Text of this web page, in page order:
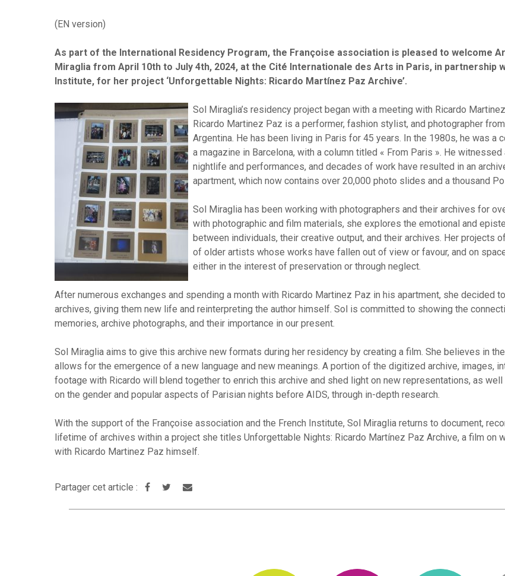
(EN version)
As part of the International Residency Program, the Françoise association is pleased to welcome
Miraglia from April 10th to July 4th, 2024, at the Cité Internationale des Arts in Paris, in partnership
Institute, for her project ‘Unforgettable Nights: Ricardo Martínez Paz Archive’.
Sol Miraglia’s residency project began with a meeting with Ricardo
Ricardo Martinez Paz is a performer, fashion stylist, and photographer
Argentina. He has been living in Paris for 45 years. In the 1980s, he was a
a magazine in Barcelona, with a column titled « From Paris ». He witnessed
nightlife and performances, and decades of work have resulted in an
apartment, which now contains over 20,000 photo slides and a thousand
Sol Miraglia has been working with photographers and their archives for
with photographic and film materials, she explores the emotional and
between individuals, their creative output, and their archives. Her projects
of older artists whose works have fallen out of view or favour, and on
either in the interest of preservation or through neglect.
After numerous exchanges and spending a month with Ricardo Martinez Paz in his apartment, she decided
archives, giving them new life and reinterpreting the author himself. Sol is committed to showing the
memories, archive photographs, and their importance in our present.
Sol Miraglia aims to give this archive new formats during her residency by creating a film. She believes in
allows for the emergence of a new language and new meanings. A portion of the digitized archive, images,
footage with Ricardo will blend together to enrich this archive and shed light on new representations, as
on the gender and popular aspects of Parisian nights before AIDS, through in-depth research.
With the support of the Françoise association and the French Institute, Sol Miraglia returns to document,
lifetime of archives within a project she titles Unforgettable Nights: Ricardo Martínez Paz Archive, a film on
with Ricardo Martinez Paz himself.
Partager cet article :